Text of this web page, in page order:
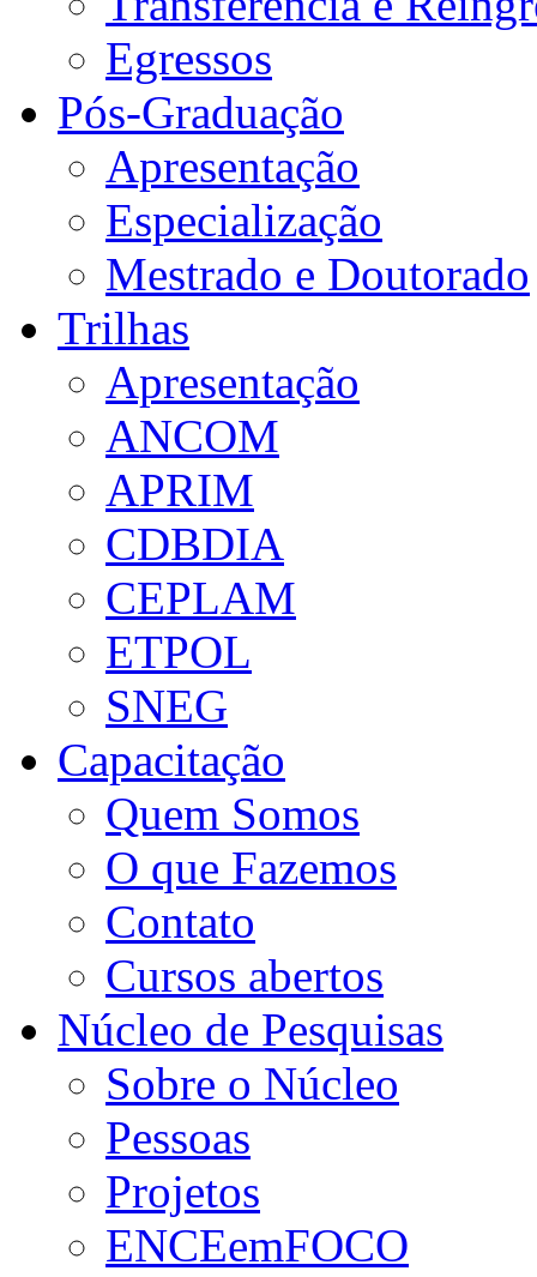
Egressos
Pós-Graduação
Apresentação
Especialização
Mestrado e Doutorado
Trilhas
Apresentação
ANCOM
APRIM
CDBDIA
CEPLAM
ETPOL
SNEG
Capacitação
Quem Somos
O que Fazemos
Contato
Cursos abertos
Núcleo de Pesquisas
Sobre o Núcleo
Pessoas
Projetos
ENCEemFOCO